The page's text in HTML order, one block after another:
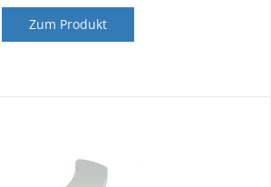
Zum Produkt